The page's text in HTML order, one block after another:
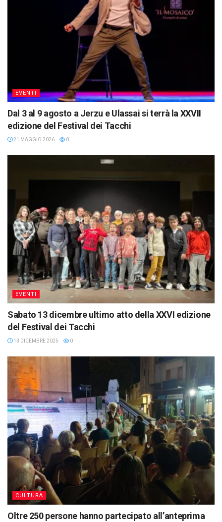
EVENTI
Dal 3 al 9 agosto a Jerzu e Ulassai si terrà la XXVII
edizione del Festival dei Tacchi
21 MAGGIO 2026 0
EVENTI
Sabato 13 dicembre ultimo atto della XXVI edizione
del Festival dei Tacchi
13 DICEMBRE 2025 0
CULTURA
Oltre 250 persone hanno partecipato all’anteprima